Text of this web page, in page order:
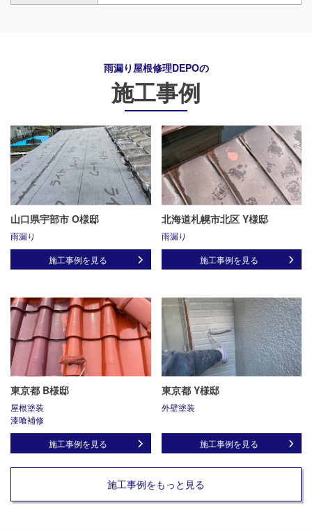
雨漏り屋根修理DEPOの
施工事例
山口県宇部市 O様邸
雨漏り
施工事例を見る
北海道札幌市北区 Y様邸
雨漏り
施工事例を見る
東京都 B様邸
屋根塗装
漆喰補修
施工事例を見る
東京都 Y様邸
外壁塗装
施工事例を見る
施工事例をもっと見る